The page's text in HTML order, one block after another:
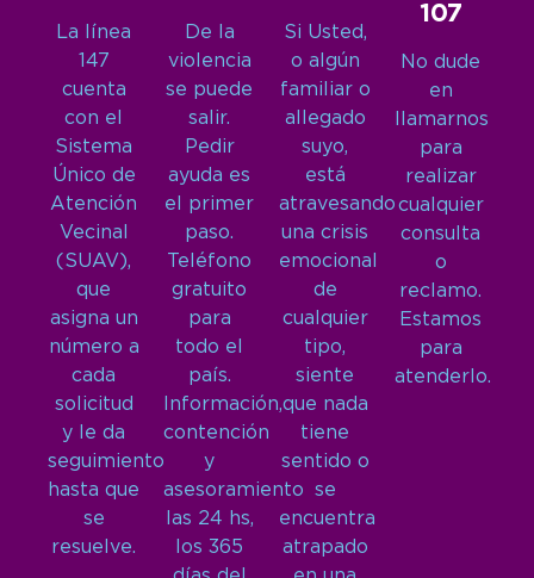
La línea
147
cuenta
con el
Sistema
Único de
Atención
Vecinal
(SUAV),
que
asigna un
número a
cada
solicitud
y le da
seguimiento
hasta que
se
resuelve.
De la
violencia
se puede
salir.
Pedir
ayuda es
el primer
paso.
Teléfono
gratuito
para
todo el
país.
Información,
contención
y
asesoramiento
las 24 hs,
los 365
Si Usted,
o algún
familiar o
allegado
suyo,
está
atravesando
una crisis
emocional
de
cualquier
tipo,
siente
que nada
tiene
sentido o
se
encuentra
atrapado
107
No dude
en
llamarnos
para
realizar
cualquier
consulta
o
reclamo.
Estamos
para
atenderlo.